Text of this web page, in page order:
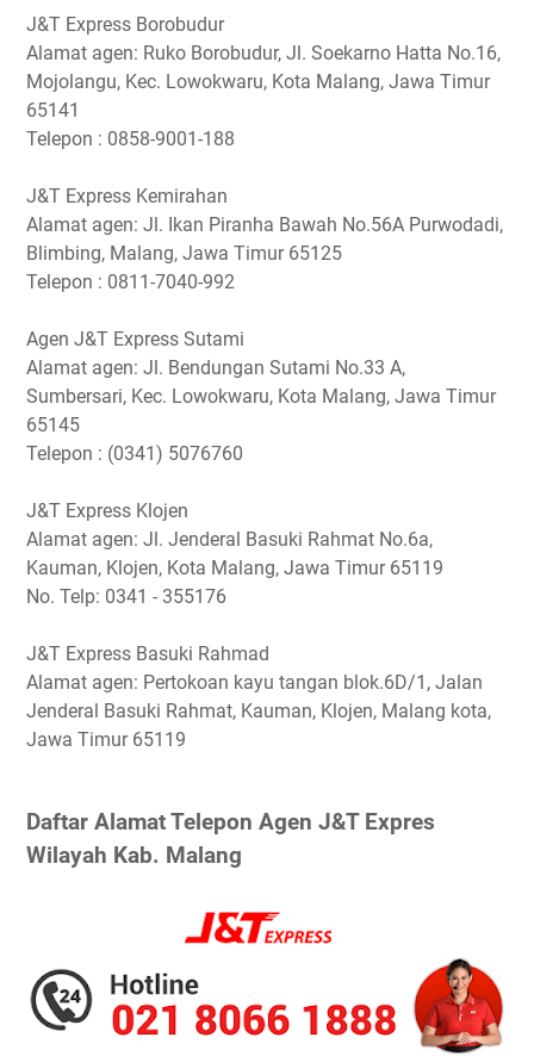
J&T Express Borobudur
Alamat agen: Ruko Borobudur, Jl. Soekarno Hatta No.16,
Mojolangu, Kec. Lowokwaru, Kota Malang, Jawa Timur
65141
Telepon : 0858-9001-188
J&T Express Kemirahan
Alamat agen: Jl. Ikan Piranha Bawah No.56A Purwodadi,
Blimbing, Malang, Jawa Timur 65125
Telepon : 0811-7040-992
Agen J&T Express Sutami
Alamat agen: Jl. Bendungan Sutami No.33 A,
Sumbersari, Kec. Lowokwaru, Kota Malang, Jawa Timur
65145
Telepon : (0341) 5076760
J&T Express Klojen
Alamat agen: Jl. Jenderal Basuki Rahmat No.6a,
Kauman, Klojen, Kota Malang, Jawa Timur 65119
No. Telp: 0341 - 355176
J&T Express Basuki Rahmad
Alamat agen: Pertokoan kayu tangan blok.6D/1, Jalan
Jenderal Basuki Rahmat, Kauman, Klojen, Malang kota,
Jawa Timur 65119
Daftar Alamat Telepon Agen J&T Expres
Wilayah Kab. Malang